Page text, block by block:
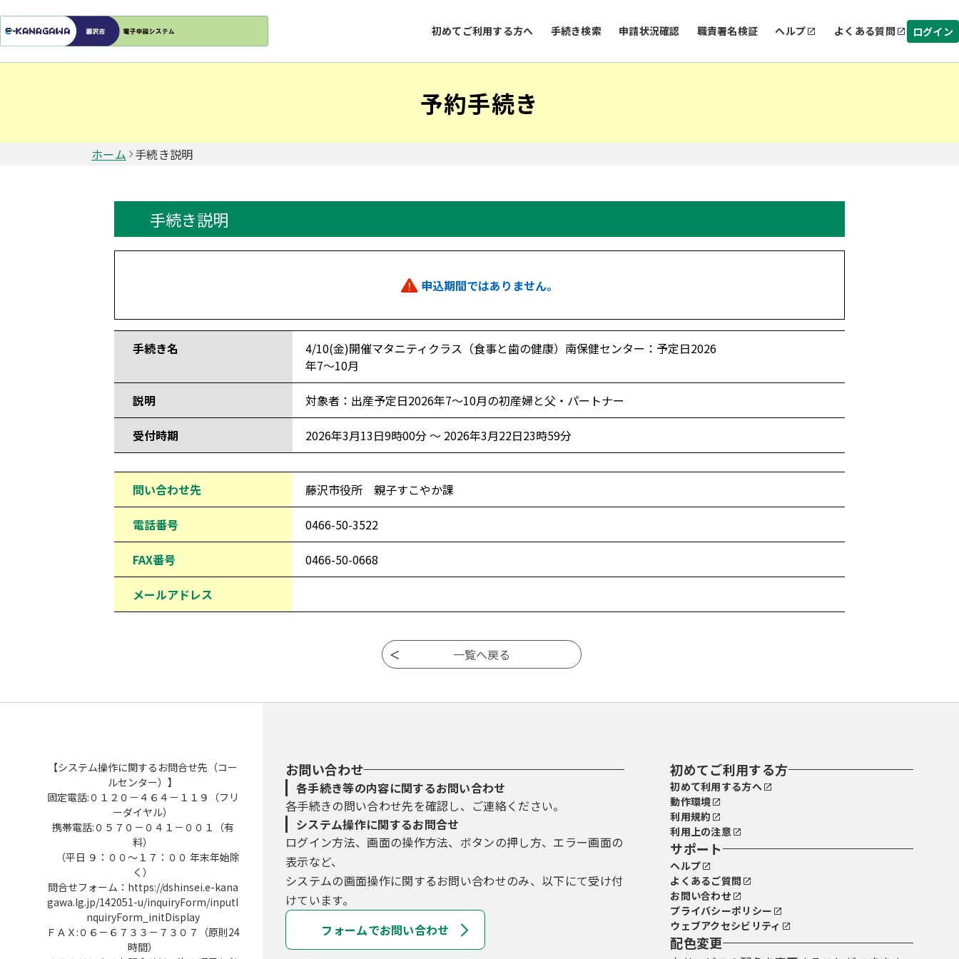
初めてご利用する方へ 手続き検索 申請状況確認 職責署名検証 ヘルプ よくある質問 ログイン
予約手続き
ホーム 手続き説明
手続き説明
申込期間ではありません。
手続き名
4/10(金)開催マタニティクラス（食事と歯の健康）南保健センター：予定日2026
年7～10月
説明 対象者：出産予定日2026年7～10月の初産婦と父・パートナー
受付時期 2026年3月13日9時00分 ～ 2026年3月22日23時59分
問い合わせ先 藤沢市役所 親子すこやか課
電話番号 0466-50-3522
FAX番号 0466-50-0668
メールアドレス
【システム操作に関するお問合せ先（コー
ルセンター）】
固定電話:０１２０－４６４－１１９（フリ
ーダイヤル）
携帯電話:０５７０－０４１－００１（有
料）
（平日 ９：００～１７：００ 年末年始除
く）
問合せフォーム：https://dshinsei.e-kana
gawa.lg.jp/142051-u/inquiryForm/inputI
nquiryForm_initDisplay
ＦＡＸ:０６－６７３３－７３０７（原則24
時間）
お問い合わせ
各手続き等の内容に関するお問い合わせ
各手続きの問い合わせ先を確認し、ご連絡ください。
システム操作に関するお問合せ
ログイン方法、画面の操作方法、ボタンの押し方、エラー画面の
表示など、
システムの画面操作に関するお問い合わせのみ、以下にて受け付
けています。
フォームでお問い合わせ
初めてご利用する方
初めて利用する方へ
動作環境
利用規約
利用上の注意
サポート
ヘルプ
よくあるご質問
お問い合わせ
プライバシーポリシー
ウェブアクセシビリティ
配色変更